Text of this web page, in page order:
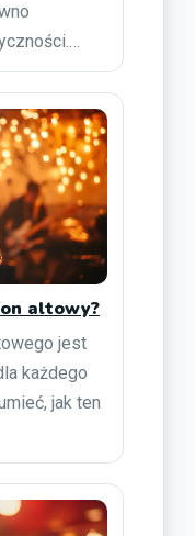
altowy?
jest
każdego
jak ten